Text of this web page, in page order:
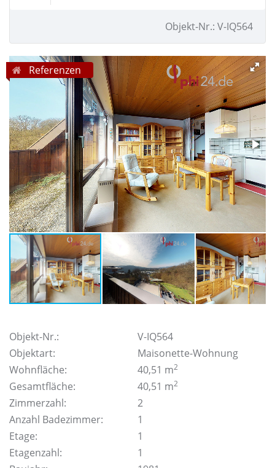
Objekt-Nr.: V-IQ564
Referenzen
Objekt-Nr.:
V-IQ564
Objektart:
Maisonette-Wohnung
Wohnfläche:
40,51 m2
Gesamtfläche: 40,51 m2
Zimmerzahl:
2
Anzahl Badezimmer:
1
Etage:
1
Etagenzahl:
1